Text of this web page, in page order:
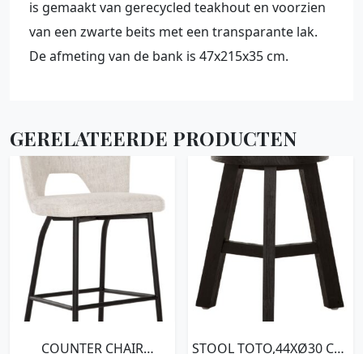
is gemaakt van gerecycled teakhout en voorzien
van een zwarte beits met een transparante lak.
De afmeting van de bank is 47x215x35 cm.
GERELATEERDE PRODUCTEN
COUNTER CHAIR
STOOL TOTO,44XØ30 CM,